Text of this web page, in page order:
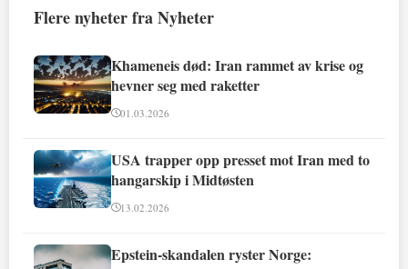
Flere nyheter fra Nyheter
Khameneis død: Iran rammet av krise og
hevner seg med raketter
01.03.2026
USA trapper opp presset mot Iran med to
hangarskip i Midtøsten
13.02.2026
Epstein-skandalen ryster Norge: